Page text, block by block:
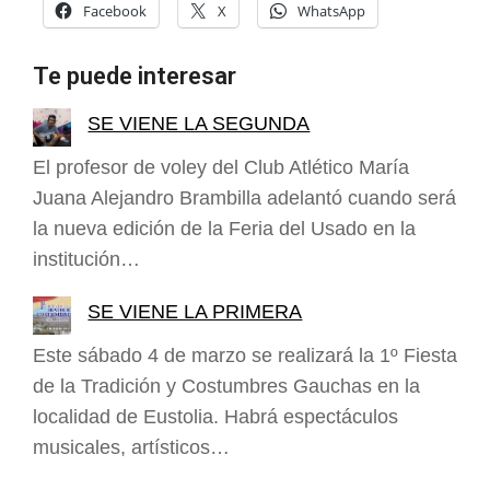
Facebook X WhatsApp
Te puede interesar
SE VIENE LA SEGUNDA
El profesor de voley del Club Atlético María
Juana Alejandro Brambilla adelantó cuando será
la nueva edición de la Feria del Usado en la
institución…
SE VIENE LA PRIMERA
Este sábado 4 de marzo se realizará la 1º Fiesta
de la Tradición y Costumbres Gauchas en la
localidad de Eustolia. Habrá espectáculos
musicales, artísticos…